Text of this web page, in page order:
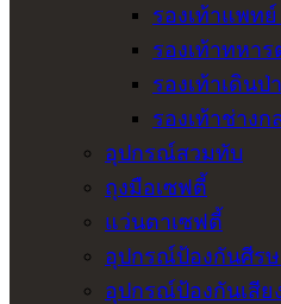
รองเท้าแพท
รองเท้าทหาร
รองเท้าเดินป่า
รองเท้าช่างก
อุปกรณ์สวมทับ
ถุงมือเซฟตี้
แว่นตาเซฟตี้
อุปกรณ์ป้องกันศีรษ
อุปกรณ์ป้องกันเสีย